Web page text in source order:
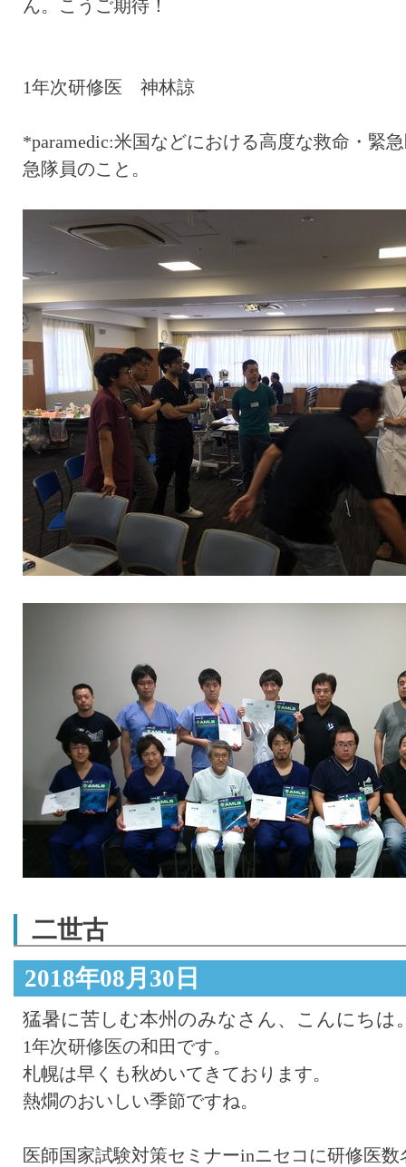
ん。こうご期待！
1年次研修医 神林諒
*paramedic:米国などにおける高度な救命・緊
急隊員のこと。
二世古
2018年08月30日
猛暑に苦しむ本州のみなさん、こんにちは
1年次研修医の和田です。
札幌は早くも秋めいてきております。
熱燗のおいしい季節ですね。
医師国家試験対策セミナーinニセコに研修医